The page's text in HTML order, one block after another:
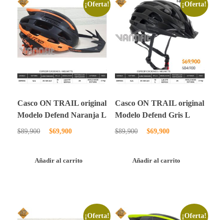
¡Oferta!
Casco ON TRAIL original
Modelo Defend Naranja L
$89,900 $69,900
Añadir al carrito
¡Oferta!
Casco ON TRAIL original
Modelo Defend Gris L
$89,900 $69,900
Añadir al carrito
¡Oferta! ¡Oferta!